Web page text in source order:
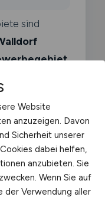
sind
Website
anzuzeigen. Davon
Sicherheit unserer
dabei helfen,
anzubieten. Sie
Wenn Sie auf
der Verwendung aller